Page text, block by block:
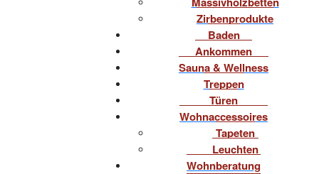
Zirbenprodukte
Baden
Ankommen
Sauna & Wellness
Treppen
Türen
Wohnaccessoires
Tapeten
Leuchten
Wohnberatung